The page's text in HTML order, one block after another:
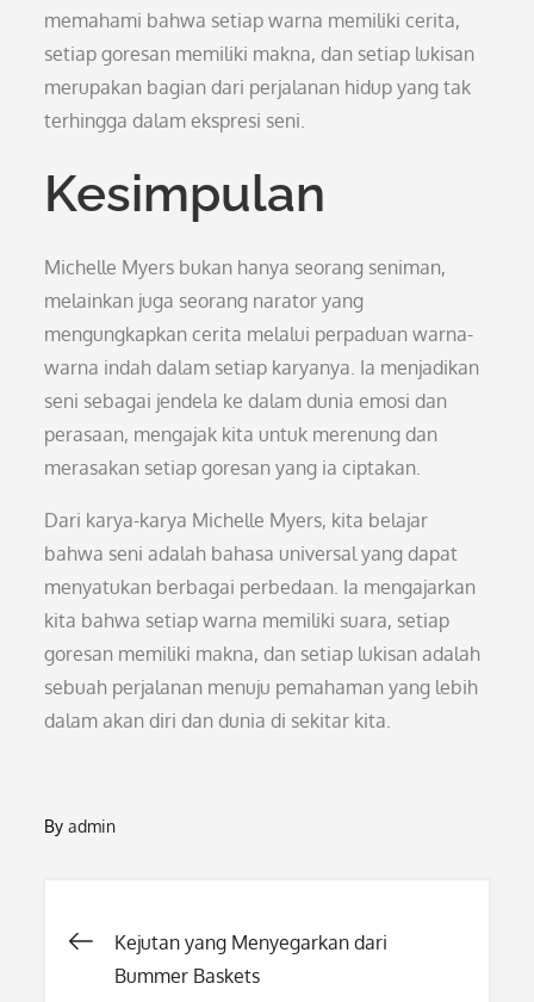
memahami bahwa setiap warna memiliki cerita,
setiap goresan memiliki makna, dan setiap lukisan
merupakan bagian dari perjalanan hidup yang tak
terhingga dalam ekspresi seni.
Kesimpulan
Michelle Myers bukan hanya seorang seniman,
melainkan juga seorang narator yang
mengungkapkan cerita melalui perpaduan warna-
warna indah dalam setiap karyanya. Ia menjadikan
seni sebagai jendela ke dalam dunia emosi dan
perasaan, mengajak kita untuk merenung dan
merasakan setiap goresan yang ia ciptakan.
Dari karya-karya Michelle Myers, kita belajar
bahwa seni adalah bahasa universal yang dapat
menyatukan berbagai perbedaan. Ia mengajarkan
kita bahwa setiap warna memiliki suara, setiap
goresan memiliki makna, dan setiap lukisan adalah
sebuah perjalanan menuju pemahaman yang lebih
dalam akan diri dan dunia di sekitar kita.
Byadmin
Post
Kejutan yang Menyegarkan dari
Bummer Baskets